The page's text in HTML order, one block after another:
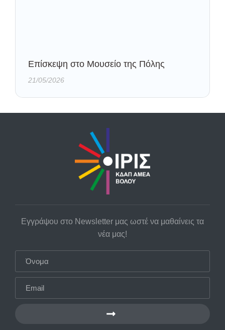
Eπίσκεψη στο Μουσείο της Πόλης
21/05/2026
Εγγράψου στο Newsletter μας ωστέ να μαθαίνεις τα
νέα μας!